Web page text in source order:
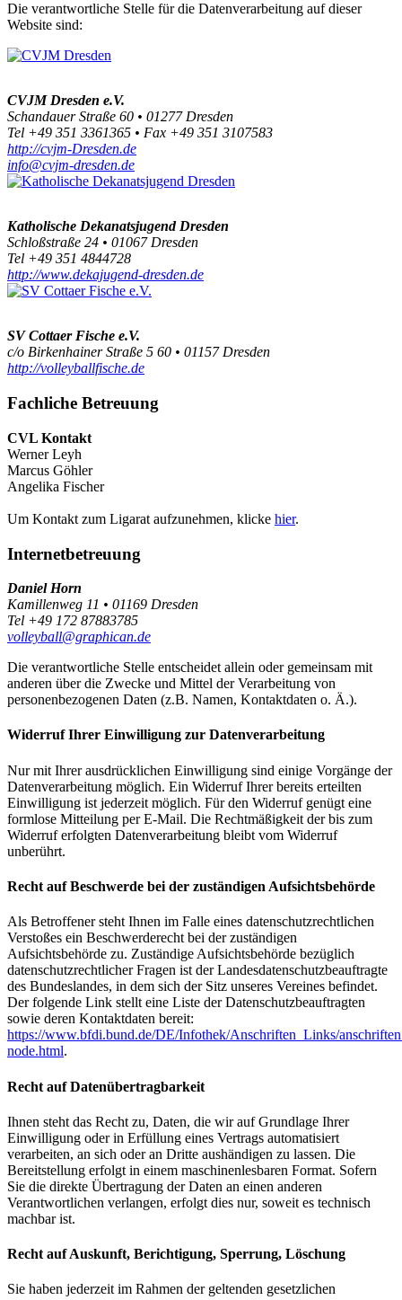
Die verantwortliche Stelle für die Datenverarbeitung auf dieser
Website sind:
CVJM Dresden e.V.
Schandauer Straße 60 • 01277 Dresden
Tel +49 351 3361365 • Fax +49 351 3107583
http://cvjm-Dresden.de
info@cvjm-dresden.de
Katholische Dekanatsjugend Dresden
Schloßstraße 24 • 01067 Dresden
Tel +49 351 4844728
http://www.dekajugend-dresden.de
SV Cottaer Fische e.V.
c/o Birkenhainer Straße 5 60 • 01157 Dresden
http://volleyballfische.de
Fachliche Betreuung
CVL Kontakt
Werner Leyh
Marcus Göhler
Angelika Fischer
Um Kontakt zum Ligarat aufzunehmen, klicke hier.
Internetbetreuung
Daniel Horn
Kamillenweg 11 • 01169 Dresden
Tel +49 172 87883785
volleyball@graphican.de
Die verantwortliche Stelle entscheidet allein oder gemeinsam mit
anderen über die Zwecke und Mittel der Verarbeitung von
personenbezogenen Daten (z.B. Namen, Kontaktdaten o. Ä.).
Widerruf Ihrer Einwilligung zur Datenverarbeitung
Nur mit Ihrer ausdrücklichen Einwilligung sind einige Vorgänge der
Datenverarbeitung möglich. Ein Widerruf Ihrer bereits erteilten
Einwilligung ist jederzeit möglich. Für den Widerruf genügt eine
formlose Mitteilung per E-Mail. Die Rechtmäßigkeit der bis zum
Widerruf erfolgten Datenverarbeitung bleibt vom Widerruf
unberührt.
Recht auf Beschwerde bei der zuständigen Aufsichtsbehörde
Als Betroffener steht Ihnen im Falle eines datenschutzrechtlichen
Verstoßes ein Beschwerderecht bei der zuständigen
Aufsichtsbehörde zu. Zuständige Aufsichtsbehörde bezüglich
datenschutzrechtlicher Fragen ist der Landesdatenschutzbeauftragte
des Bundeslandes, in dem sich der Sitz unseres Vereines befindet.
Der folgende Link stellt eine Liste der Datenschutzbeauftragten
sowie deren Kontaktdaten bereit:
https://www.bfdi.bund.de/DE/Infothek/Anschriften_Links/
node.html.
Recht auf Datenübertragbarkeit
Ihnen steht das Recht zu, Daten, die wir auf Grundlage Ihrer
Einwilligung oder in Erfüllung eines Vertrags automatisiert
verarbeiten, an sich oder an Dritte aushändigen zu lassen. Die
Bereitstellung erfolgt in einem maschinenlesbaren Format. Sofern
Sie die direkte Übertragung der Daten an einen anderen
Verantwortlichen verlangen, erfolgt dies nur, soweit es technisch
machbar ist.
Recht auf Auskunft, Berichtigung, Sperrung, Löschung
Sie haben jederzeit im Rahmen der geltenden gesetzlichen